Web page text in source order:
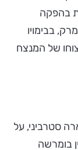
בהפקה
בבימויו
של המנצח
סטרביני, על
בומרשה